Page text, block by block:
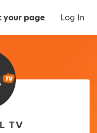
your page Log In
TV